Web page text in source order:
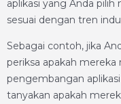
aplikasi yang Anda
sesuai dengan tren
Sebagai contoh, jika
periksa apakah
pengembangan
tanyakan apakah